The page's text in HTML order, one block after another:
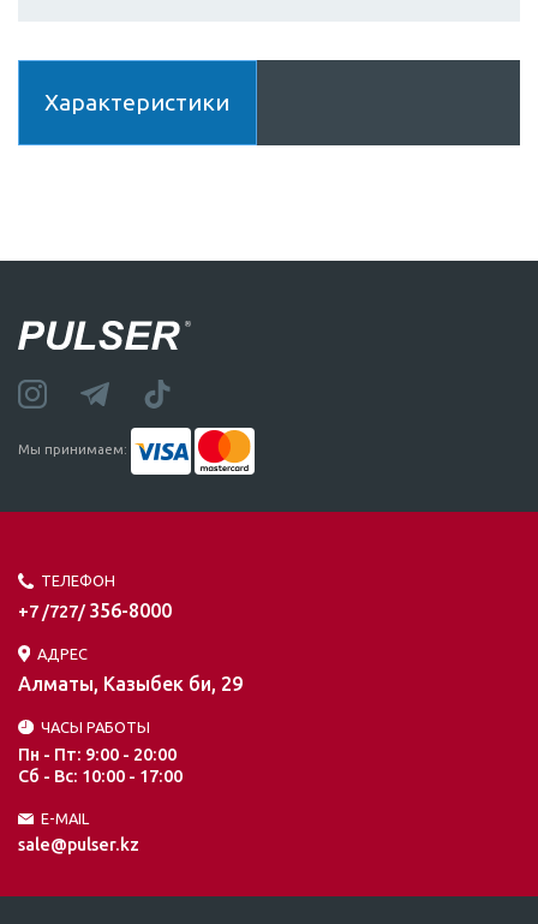
Характеристики
Мы принимаем:
ТЕЛЕФОН
+7 /727/ 356-8000
АДРЕС
Алматы, Казыбек би, 29
ЧАСЫ РАБОТЫ
Пн - Пт: 9:00 - 20:00
Сб - Вс: 10:00 - 17:00
E-MAIL
sale@pulser.kz